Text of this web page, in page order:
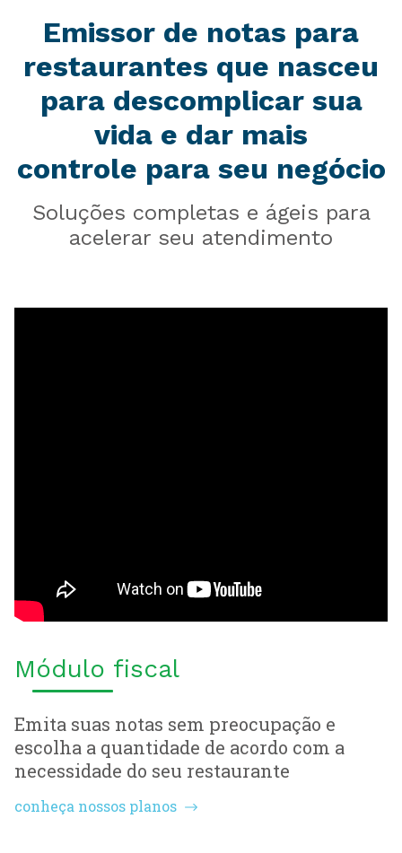
Emissor de notas para
restaurantes que nasceu
para descomplicar sua
vida e dar mais
controle para seu negócio
Soluções completas e ágeis para
acelerar seu atendimento
Módulo fiscal
Emita suas notas sem preocupação e
escolha a quantidade de acordo com a
necessidade do seu restaurante
conheça nossos planos